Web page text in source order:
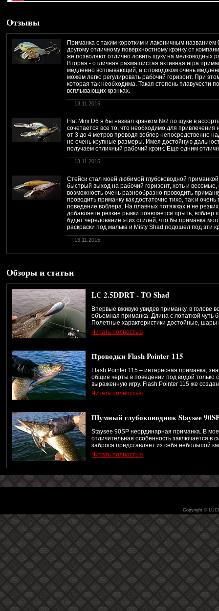
Отзывы
Приманка с таким коротким и лаконичным названием
другому отличному поверхностному крэнку от
же позволяют отлично ловить щуку на мелководных
Вторая - отличная размашистая активная игра
медленно всплывающий, а с поводоком очень
можем легко регулировать рабочий горизонт. При
которая так необходима. Такая степень плавучести
всплывающих крэнках.
13.11.2015
Flat Mini D6 я бы назвал крэнком №2 по щуке в
сочетается все то, что необходимо для
от 3 до 4 метров проводя воблер непосредственно
не очень крупные размеры. Имея достойную
получаем отличный рабочий крэнк. Еще одним
13.11.2015
Стейси стал моей любимой глубоководной
быстрый выход на рабочий горизонт, хоть и
возможность очень разнообразно проводить
проводить приманку как достаточно тихо, так и
поведение воблера. На плавных потяжках и не
добавляете резкие рывки появляется прыть,
будет чередование этих стилей, что бы приманка
раскраски под малька и Misty Shad подошел под эти
13.11.2015
Обзоры и статьи
LC 2.5DDRT - TO Shad
Впервые вживую увидев приманку, в голове
объемная приманка. Длина с лопаткой чуть
Полетные характеристики достойные,
Читать полностью
Проводки Flash Pointer 115
Flash Pointer 115 – интересная приманка,
общие черты в поведении под водой
выраженную игру. Flash Pointer 115 же
Читать полностью
Шумный глубоководник Staysee
Staysee 90SP неординарная приманка. В
отличительная особенность заключается
заброса представляет из себя небольшой
Читать полностью
Copyright ©